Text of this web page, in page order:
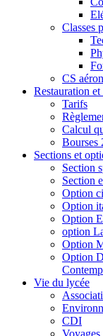
Classes
CS
Restauration
Tarifs
Calcul
Bourses
Sections et
Section
Section
Option
Option
Option
option
Option
Option
Vie du lycée
CDI
Voyages